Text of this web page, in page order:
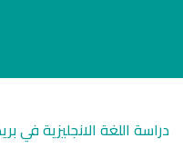
دراسة اللغة الانجليزية في